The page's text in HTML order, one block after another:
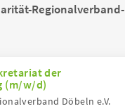
Regionalverband-
der
(m/w/d)
Döbeln e.V.